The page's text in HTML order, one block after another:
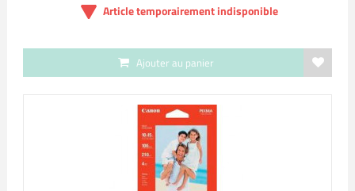
Article temporairement indisponible
Ajouter au panier